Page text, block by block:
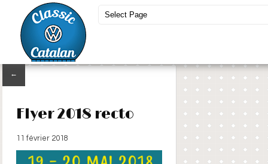
←
Flyer 2018 recto
11 février 2018